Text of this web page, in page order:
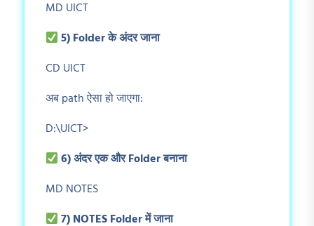
MD UICT
5) Folderके अंदर जाना
CD UICT
अब path ऐसा हो जाएगा:
D:\UICT>
6)अंदर एक और Folderबनाना
MD NOTES
7) NOTES Folderमें जाना